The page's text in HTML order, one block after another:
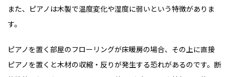
また、ピアノは木製で温度変化や湿度に弱いという特徴がありま
す。
ピアノを置く部屋のフローリングが床暖房の場合、その上に直接
ピアノを置くと木材の収縮・反りが発生する恐れがあるのです。断